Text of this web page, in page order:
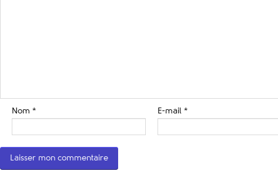
Nom * E-mail *